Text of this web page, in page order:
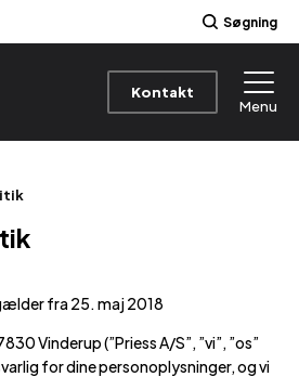
Søgning
Kontakt
Menu
fra 25. maj 2018
Vinderup (”Priess A/S”, ”vi”, ”os”
for dine personoplysninger, og vi